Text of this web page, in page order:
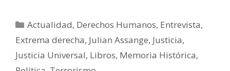
Categorías
Actualidad, Derechos Humanos, Entrevista,
Extrema derecha, Julian Assange, Justicia,
Justicia Universal, Libros, Memoria Histórica,